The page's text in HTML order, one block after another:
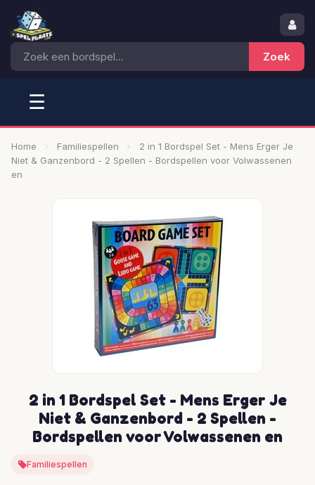
☰
Home Familiespellen
2 in 1 Bordspel Set - Mens Erger Je
Niet & Ganzenbord - 2 Spellen - Bordspellen voor Volwassenen
en
2 in 1 Bordspel Set - Mens Erger Je
Niet & Ganzenbord - 2 Spellen -
Bordspellen voor Volwassenen en
Familiespellen